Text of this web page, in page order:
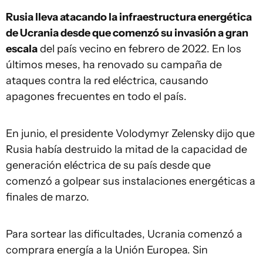
Rusia lleva atacando la infraestructura energética
de Ucrania desde que comenzó su invasión a gran
escaladel país vecino en febrero de 2022. En los
últimos meses, ha renovado su campaña de
ataques contra la red eléctrica, causando
apagones frecuentes en todo el país.
En junio, el presidente Volodymyr Zelensky dijo que
Rusia había destruido la mitad de la capacidad de
generación eléctrica de su país desde que
comenzó a golpear sus instalaciones energéticas a
finales de marzo.
Para sortear las dificultades, Ucrania comenzó a
comprara energía a la Unión Europea. Sin